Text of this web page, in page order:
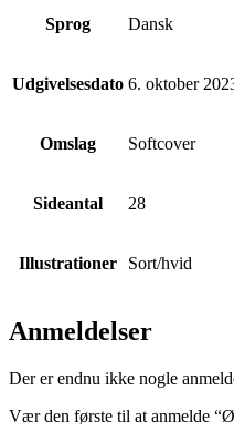
Sprog Dansk
Udgivelsesdato 6. oktober
Omslag Softcover
Sideantal 28
Illustrationer Sort/hvid
Anmeldelser
Der er endnu ikke nogle
Vær den første til at anmelde